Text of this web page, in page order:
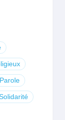
Parole